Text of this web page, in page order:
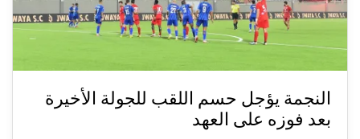
النجمة يؤجل حسم اللقب للجولة الأخيرة
بعد فوزه على العهد